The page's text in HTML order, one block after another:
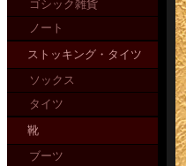
ゴシック雑貨
ノート
ストッキング・タイツ
ソックス
タイツ
靴
ブーツ